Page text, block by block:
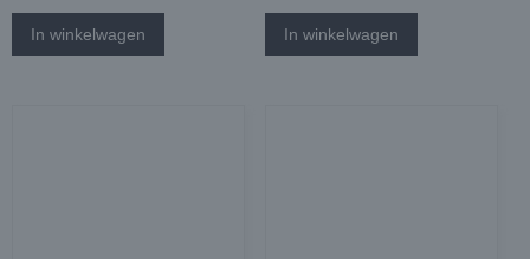
In winkelwagen In winkelwagen